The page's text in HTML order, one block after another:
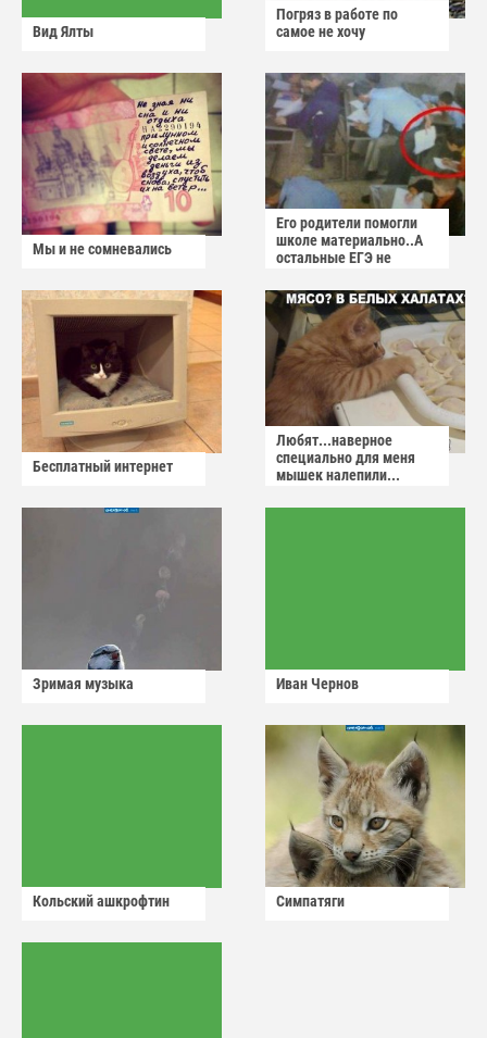
Вид Ялты
Погряз в работе по
самое не хочу
Мы и не сомневались
Его родители помогли
школе материально..А
остальные ЕГЭ не
Бесплатный интернет
Любят...наверное
специально для меня
мышек налепили...
Зримая музыка Иван Чернов
Кольский ашкрофтин Симпатяги